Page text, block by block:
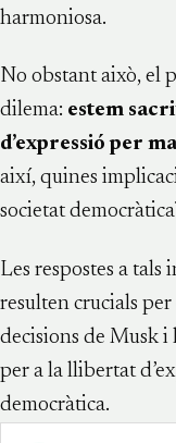
harmoniosa.
No obstant això, el
dilema: estem
d’expressió per
així, quines
societat
Les respostes a tals
resulten crucials
decisions de Musk i
per a la llibertat
democràtica.